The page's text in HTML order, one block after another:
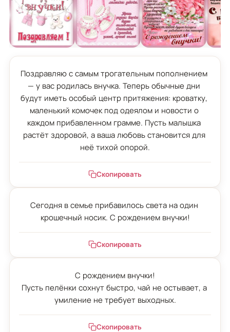
Поздравляю с самым трогательным пополнением
— у вас родилась внучка. Теперь обычные дни
будут иметь особый центр притяжения: кроватку,
маленький комочек под одеялом и новости о
каждом прибавленном грамме. Пусть малышка
растёт здоровой, а ваша любовь становится для
неё тихой опорой.
Скопировать
Сегодня в семье прибавилось света на один
крошечный носик. С рождением внучки!
Скопировать
С рождением внучки!
Пусть пелёнки сохнут быстро, чай не остывает, а
умиление не требует выходных.
Скопировать